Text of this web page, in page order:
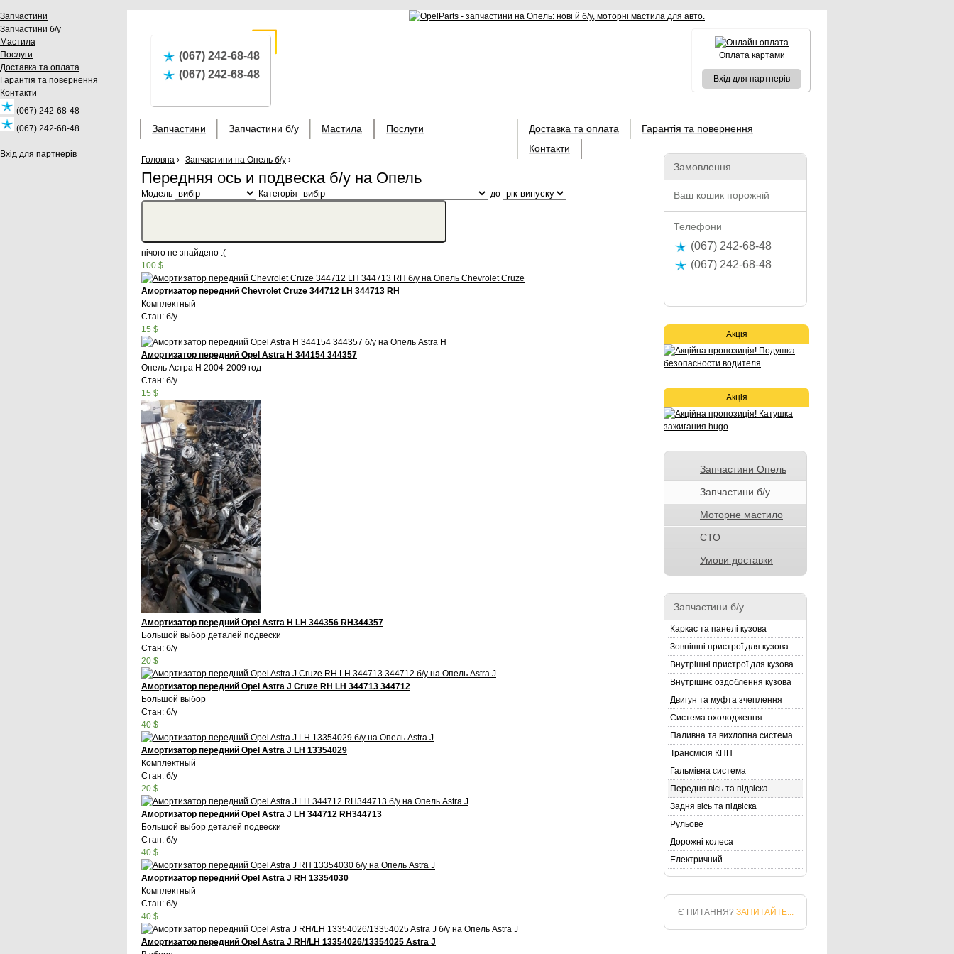
Запчастини
Запчастини б/у
Мастила
Послуги
Доставка та оплата
Гарантія та повернення
Контакти
(067) 242-68-48
(067) 242-68-48
Вхід для партнерів
(067) 242-68-48
(067) 242-68-48
Оплата картами
Вхід для партнерів
Запчастини Запчастини б/у Мастила Послуги Доставка та оплата
Гарантія та повернення
Контакти
Головна › Запчастини на Опель б/у ›
Передняя ось и подвеска б/у на Опель
Модель Категорія до
нічого не знайдено :(
100 $
Амортизатор передний Chevrolet Cruze 344712 LH 344713 RH
Комплектный
Стан: б/у
15 $
Амортизатор передний Opel Astra H 344154 344357
Опель Астра Н 2004-2009 год
Стан: б/у
15 $
Амортизатор передний Opel Astra H LH 344356 RH344357
Большой выбор деталей подвески
Стан: б/у
20 $
Амортизатор передний Opel Astra J Cruze RH LH 344713 344712
Большой выбор
Стан: б/у
40 $
Амортизатор передний Opel Astra J LH 13354029
Комплектный
Стан: б/у
20 $
Амортизатор передний Opel Astra J LH 344712 RH344713
Большой выбор деталей подвески
Стан: б/у
40 $
Амортизатор передний Opel Astra J RH 13354030
Комплектный
Стан: б/у
40 $
Амортизатор передний Opel Astra J RH/LH 13354026/13354025 Astra J
Замовлення
Ваш кошик порожній
Телефони
(067) 242-68-48
(067) 242-68-48
Акція
Акція
Запчастини Опель
Запчастини б/у
Моторне мастило
СТО
Умови доставки
Запчастини б/у
Каркас та панелі кузова
Зовнішні пристрої для кузова
Внутрішні пристрої для кузова
Внутрішнє оздоблення кузова
Двигун та муфта зчеплення
Система охолодження
Паливна та вихлопна система
Трансмісія КПП
Гальмівна система
Передня вісь та підвіска
Задня вісь та підвіска
Рульове
Дорожні колеса
Електричний
Є ПИТАННЯ? ЗАПИТАЙТЕ...